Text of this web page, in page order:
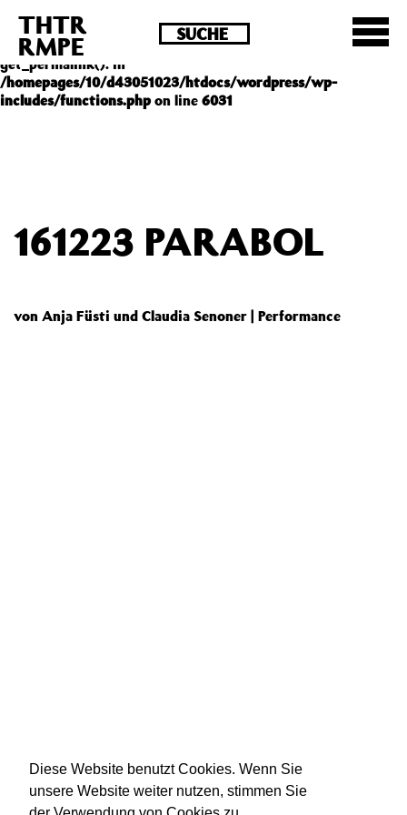
Diese Website benutzt Cookies. Wenn Sie
unsere Website weiter nutzen, stimmen Sie
Deprecated : Die Funktion post_permalink ist seit
Version 4.4.0 veraltet! Verwende stattdessen
get_permalink(). in
/homepages/10/d43051023/htdocs/wordpress/wp-
includes/functions.phpon line 6031
THTR
RMPE
161223 PARABOL
von Anja Füsti und Claudia Senoner | Performance